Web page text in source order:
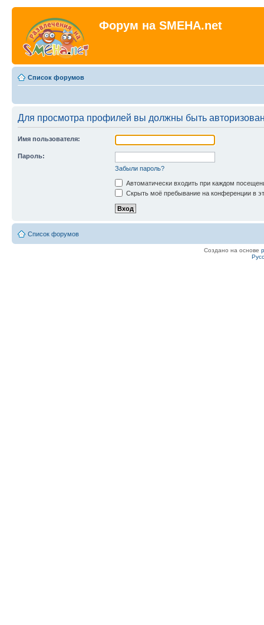
Форум на SMEHA.net
Список форумов
Для просмотра профилей вы должны быть
Имя пользователя:
Пароль:
Забыли пароль?
Автоматически входить при каждом
Скрыть моё пребывание на конференции в
Список форумов
Создано на основе